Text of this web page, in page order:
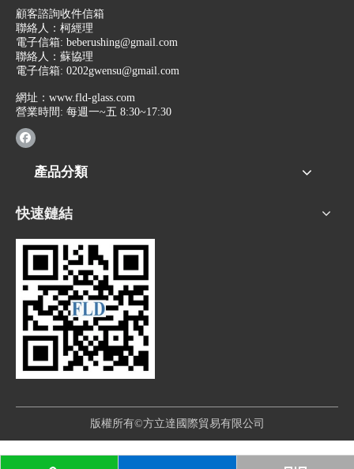
顧客諮詢收件信箱
聯絡人：柯經理
電子信箱: beberushing@gmail.com
聯絡人：蘇協理
電子信箱: 0202gwensu@gmail.com
網址： www.fld-glass.com
營業時間: 每週一~五 8:30~17:30
產品分類
快速鏈結
版權所有©方立達國際貿易有限公司